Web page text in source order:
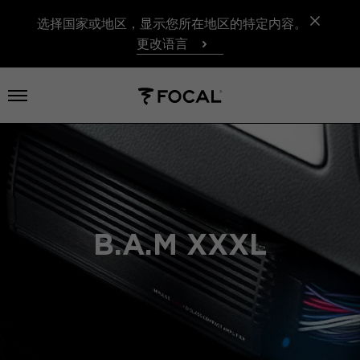
选择国家或地区，显示您所在地区的特定内容。
更改语言
打开菜单
B.A.M XXXL